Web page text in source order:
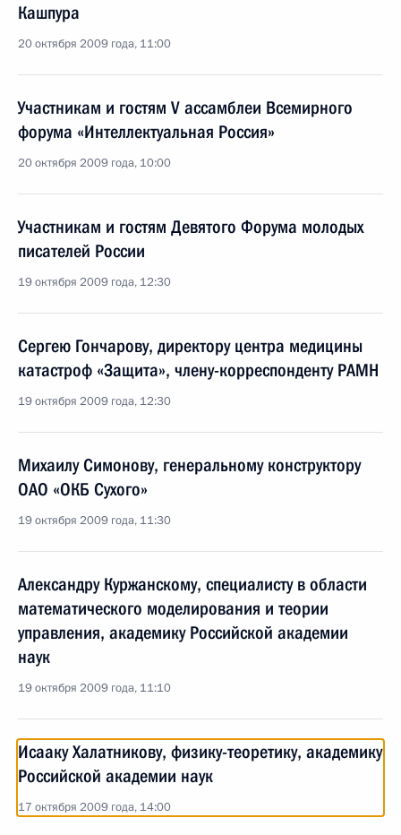
Кашпура
20 октября 2009 года, 11:00
Участникам и гостям V ассамблеи Всемирного
форума «Интеллектуальная Россия»
20 октября 2009 года, 10:00
Участникам и гостям Девятого Форума молодых
писателей России
19 октября 2009 года, 12:30
Сергею Гончарову, директору центра медицины
катастроф «Защита», члену-корреспонденту РАМН
19 октября 2009 года, 12:30
Михаилу Симонову, генеральному конструктору
ОАО «ОКБ Сухого»
19 октября 2009 года, 11:30
Александру Куржанскому, специалисту в области
математического моделирования и теории
управления, академику Российской академии
наук
19 октября 2009 года, 11:10
Исааку Халатникову, физику-теоретику, академику
Российской академии наук
17 октября 2009 года, 14:00